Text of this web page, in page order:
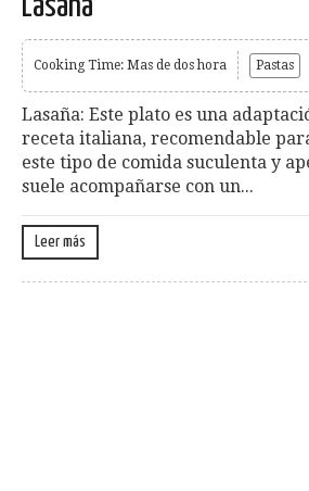
Cooking Time: Mas de dos hora Pastas
Lasaña: Este plato es una
receta italiana, recomendable
este tipo de comida suculenta y
suele acompañarse con un...
Leer más